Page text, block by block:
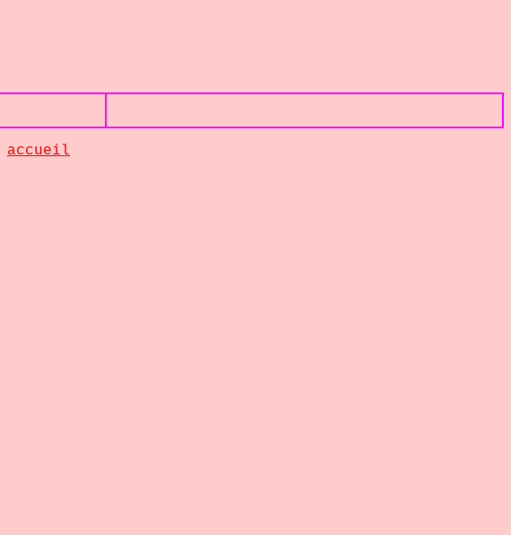
accueil